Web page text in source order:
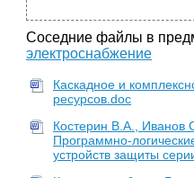
Соседние файлы в
электроснабжение
Каскадное и
ресурсов.doc
Костерин В.А., Иванов
Программно-
устройств защиты